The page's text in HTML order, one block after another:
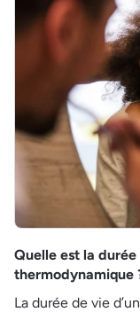
Quelle est la
thermodynamique
La durée de vie